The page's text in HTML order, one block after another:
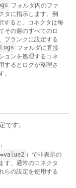
フォルダ内のファ
タに指示します。例
すると、コネクタは毎
その週のすべてのロ
ブランクに設定する
Logs フォルダに直接
ョンを処理するコネ
するとログが整理さ
す。
）で非表示の
す。通常のコネクタ
らの設定を使用する